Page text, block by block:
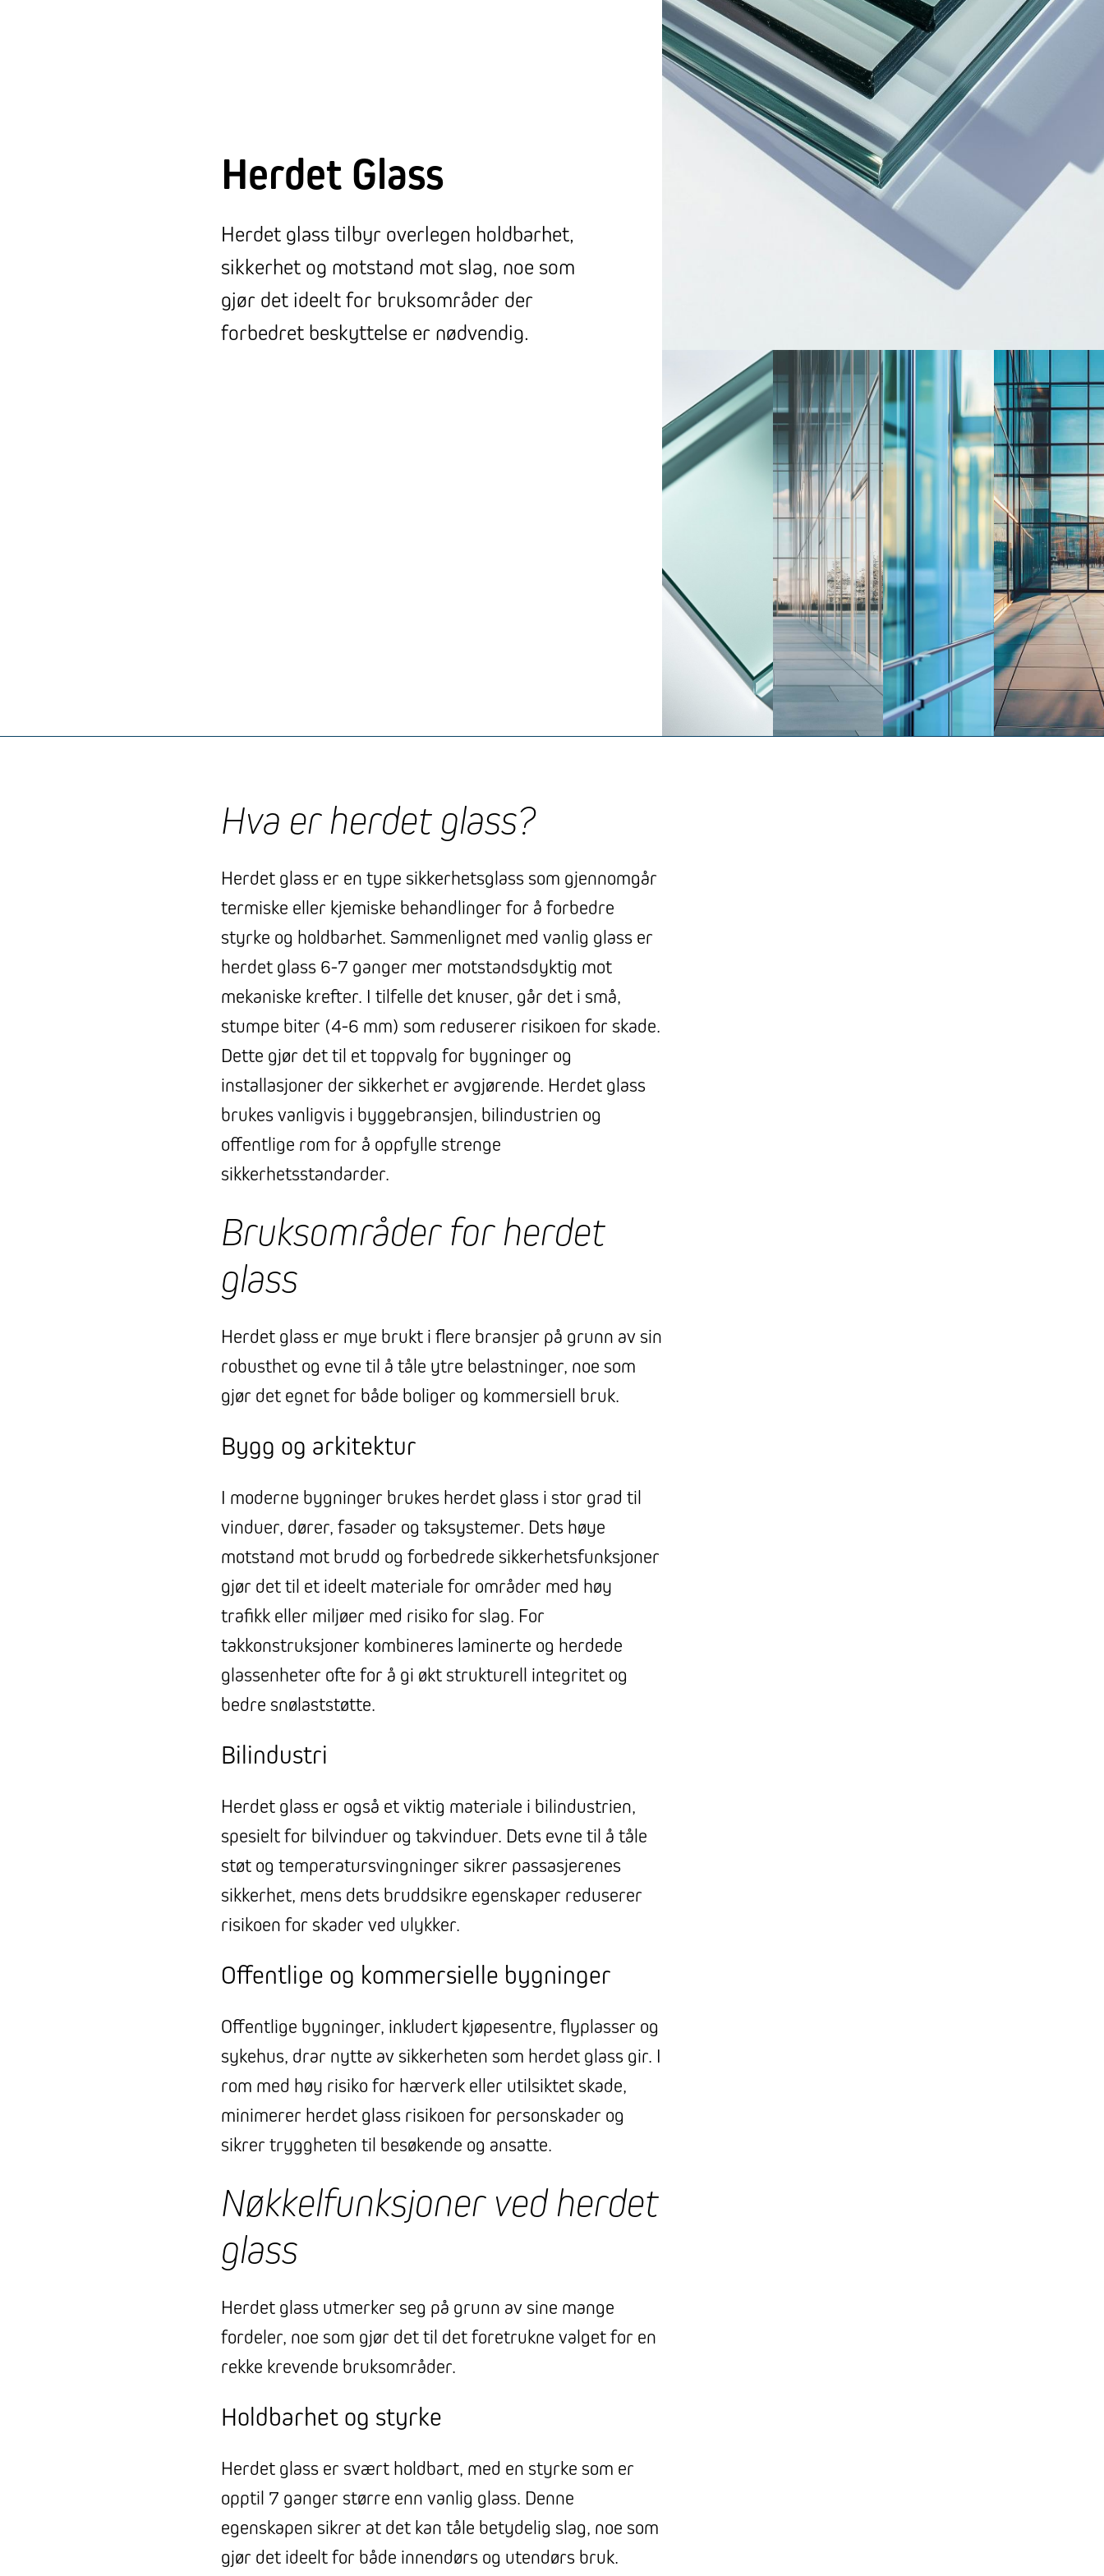
Herdet Glass
Herdet glass tilbyr overlegen holdbarhet,
sikkerhet og motstand mot slag, noe som
gjør det ideelt for bruksområder der
forbedret beskyttelse er nødvendig.
Hva er herdet glass?
Herdet glass er en type sikkerhetsglass som gjennomgår
termiske eller kjemiske behandlinger for å forbedre
styrke og holdbarhet. Sammenlignet med vanlig glass er
herdet glass 6-7 ganger mer motstandsdyktig mot
mekaniske krefter. I tilfelle det knuser, går det i små,
stumpe biter (4-6 mm) som reduserer risikoen for skade.
Dette gjør det til et toppvalg for bygninger og
installasjoner der sikkerhet er avgjørende. Herdet glass
brukes vanligvis i byggebransjen, bilindustrien og
offentlige rom for å oppfylle strenge
sikkerhetsstandarder.
Bruksområder for herdet
glass
Herdet glass er mye brukt i flere bransjer på grunn av sin
robusthet og evne til å tåle ytre belastninger, noe som
gjør det egnet for både boliger og kommersiell bruk.
Bygg og arkitektur
I moderne bygninger brukes herdet glass i stor grad til
vinduer, dører, fasader og taksystemer. Dets høye
motstand mot brudd og forbedrede sikkerhetsfunksjoner
gjør det til et ideelt materiale for områder med høy
trafikk eller miljøer med risiko for slag. For
takkonstruksjoner kombineres laminerte og herdede
glassenheter ofte for å gi økt strukturell integritet og
bedre snølaststøtte.
Bilindustri
Herdet glass er også et viktig materiale i bilindustrien,
spesielt for bilvinduer og takvinduer. Dets evne til å tåle
støt og temperatursvingninger sikrer passasjerenes
sikkerhet, mens dets bruddsikre egenskaper reduserer
risikoen for skader ved ulykker.
Offentlige og kommersielle bygninger
Offentlige bygninger, inkludert kjøpesentre, flyplasser og
sykehus, drar nytte av sikkerheten som herdet glass gir. I
rom med høy risiko for hærverk eller utilsiktet skade,
minimerer herdet glass risikoen for personskader og
sikrer tryggheten til besøkende og ansatte.
Nøkkelfunksjoner ved herdet
glass
Herdet glass utmerker seg på grunn av sine mange
fordeler, noe som gjør det til det foretrukne valget for en
rekke krevende bruksområder.
Holdbarhet og styrke
Herdet glass er svært holdbart, med en styrke som er
opptil 7 ganger større enn vanlig glass. Denne
egenskapen sikrer at det kan tåle betydelig slag, noe som
gjør det ideelt for både innendørs og utendørs bruk.